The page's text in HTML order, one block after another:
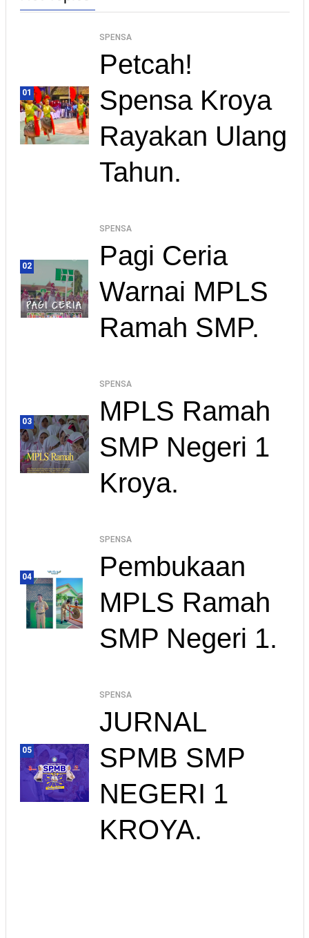
01
SPENSA
Petcah!
Spensa Kroya
Rayakan Ulang
Tahun.
02
SPENSA
Pagi Ceria
Warnai MPLS
Ramah SMP.
03
SPENSA
MPLS Ramah
SMP Negeri 1
Kroya.
04
SPENSA
Pembukaan
MPLS Ramah
SMP Negeri 1.
05
SPENSA
JURNAL
SPMB SMP
NEGERI 1
KROYA.